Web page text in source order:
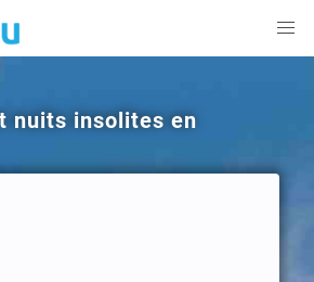
nuits insolites en